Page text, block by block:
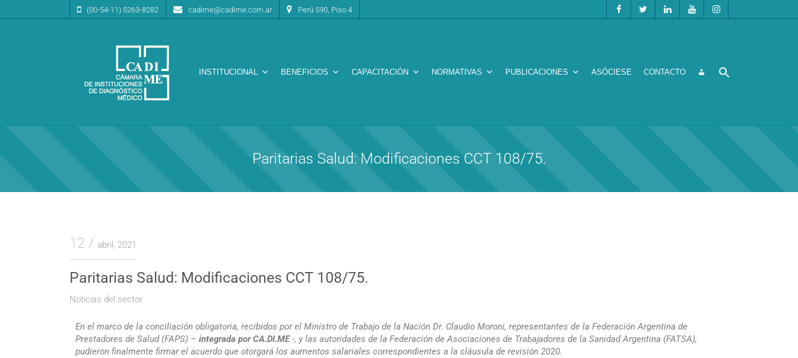
(00-54-11) 5263-8282 cadime@cadime.com.ar Perú 590, Piso 4
CA.DI.ME.
Cámara de Instituciones de Diagnóstico Médico
INSTITUCIONAL BENEFICIOS CAPACITACIÓN NORMATIVAS PUBLICACIONES ASÓCIESE CONTACTO
Paritarias Salud: Modificaciones CCT 108/75.
12 abril, 2021
Paritarias Salud: Modificaciones CCT 108/75.
Noticias del sector
En el marco de la conciliación obligatoria, recibidos por el Ministro de Trabajo de la Nación Dr. Claudio Moroni, representantes de la Federación Argentina de
Prestadores de Salud (FAPS) – integrada por CA.DI.ME-, y las autoridades de la Federación de Asociaciones de Trabajadores de la Sanidad Argentina (FATSA),
pudieron finalmente firmar el acuerdo que otorgará los aumentos salariales correspondientes a la cláusula de revisión 2020.